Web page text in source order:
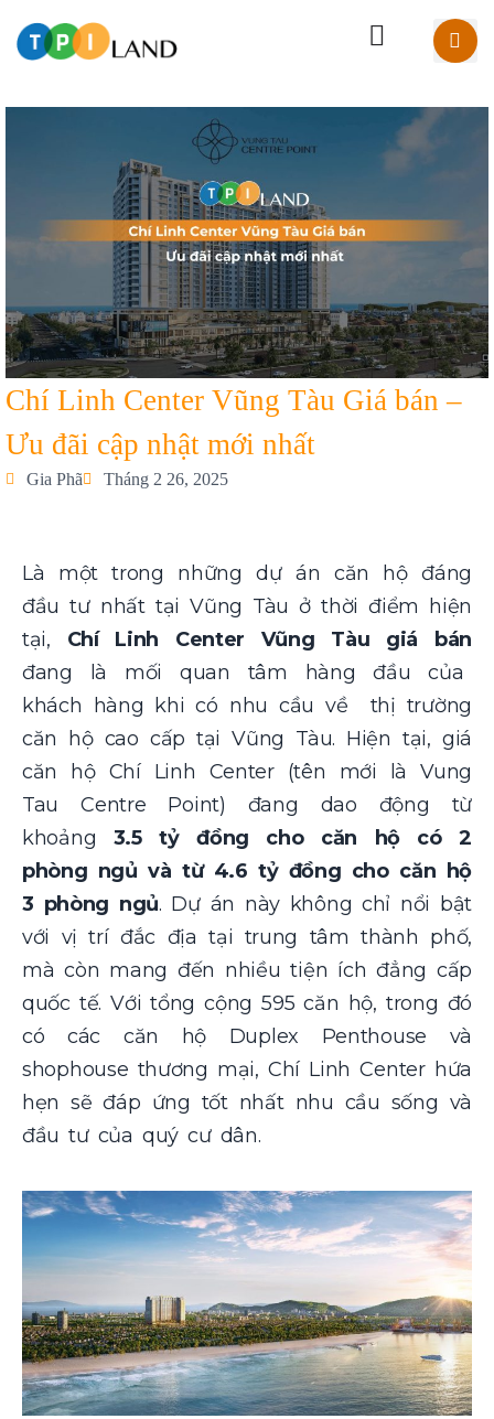
Chí Linh Center Vũng Tàu Giá bán –
Ưu đãi cập nhật mới nhất
Gia Phã Tháng 2 26, 2025
Là một trong những dự án căn hộ đáng
đầu tư nhất tại Vũng Tàu ở thời điểm hiện
tại, Chí Linh Center Vũng Tàu giá bán
đang là mối quan tâm hàng đầu của
khách hàng khi có nhu cầu về thị trường
căn hộ cao cấp tại Vũng Tàu. Hiện tại, giá
căn hộ Chí Linh Center (tên mới là Vung
Tau Centre Point) đang dao động từ
khoảng 3.5 tỷ
đồng cho căn hộ có 2
phòng ngủ và từ 4.6 tỷ đồng cho căn hộ
3 phòng ngủ. Dự án này không chỉ nổi bật
với vị trí đắc địa tại trung tâm thành phố,
mà còn mang đến nhiều tiện ích đẳng cấp
quốc tế. Với tổng cộng 595 căn hộ, trong đó
có các căn hộ Duplex Penthouse và
shophouse thương mại, Chí Linh Center hứa
hẹn sẽ đáp ứng tốt nhất nhu cầu sống và
đầu tư của quý cư dân.